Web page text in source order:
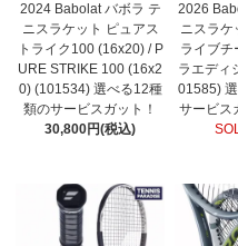
2024 Babolat バボラ テ
ニスラケット ピュアス
トライク100 (16x20) / P
URE STRIKE 100 (16x2
0) (101534) 選べる12種
類のサービスガット！
30,800円(税込)
2026
ニスラケ
ライブチ
ラエディ
01585)
サービス